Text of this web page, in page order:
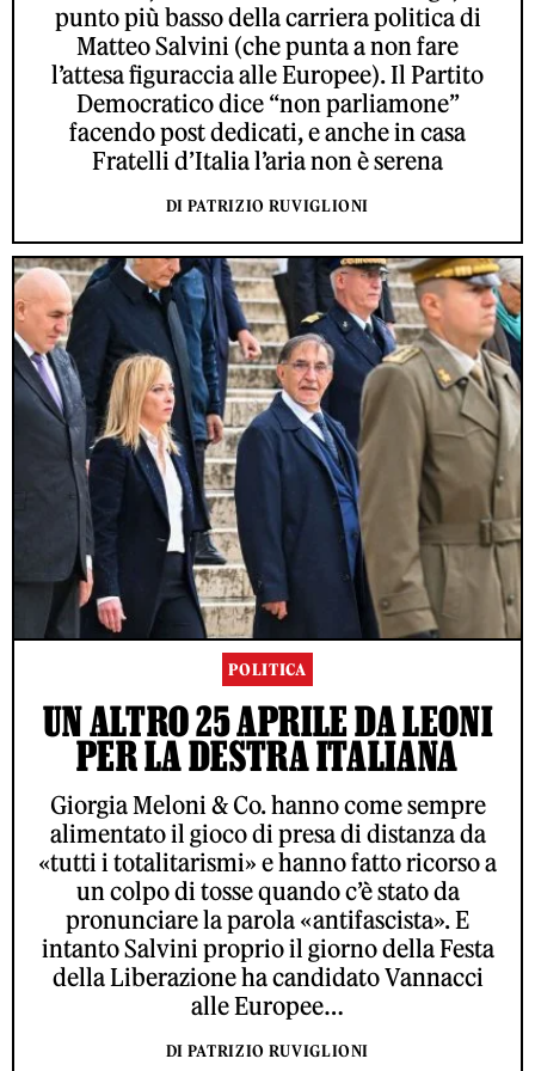
punto più basso della carriera politica di
Matteo Salvini (che punta a non fare
l’attesa figuraccia alle Europee). Il Partito
Democratico dice “non parliamone”
facendo post dedicati, e anche in casa
Fratelli d’Italia l’aria non è serena
DI PATRIZIO RUVIGLIONI
POLITICA
UN ALTRO 25 APRILE DA LEONI
PER LA DESTRA ITALIANA
Giorgia Meloni & Co. hanno come sempre
alimentato il gioco di presa di distanza da
«tutti i totalitarismi» e hanno fatto ricorso a
un colpo di tosse quando c’è stato da
pronunciare la parola «antifascista». E
intanto Salvini proprio il giorno della Festa
della Liberazione ha candidato Vannacci
alle Europee…
DI PATRIZIO RUVIGLIONI